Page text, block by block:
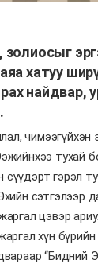
хатуу
найдвар,
чимээгүйхэн
тухай
гэрэл
сэтгэлээр
цэвэр
хүн бүрийн
“Бидний